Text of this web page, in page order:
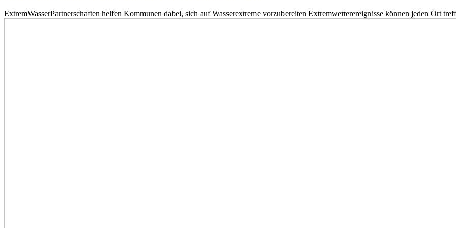
ExtremWasserPartnerschaften helfen Kommunen dabei, sich auf Wasserextreme vorzubereiten Extremwetterereignisse können jeden Ort